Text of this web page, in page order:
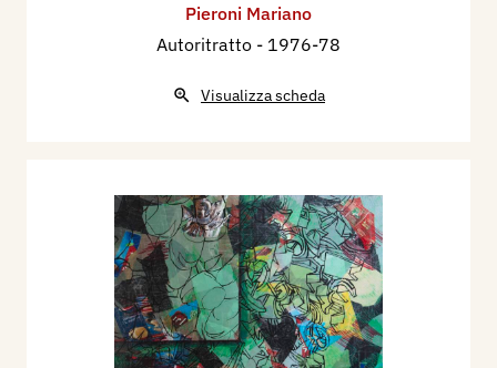
Pieroni Mariano
Autoritratto - 1976-78
Visualizza scheda